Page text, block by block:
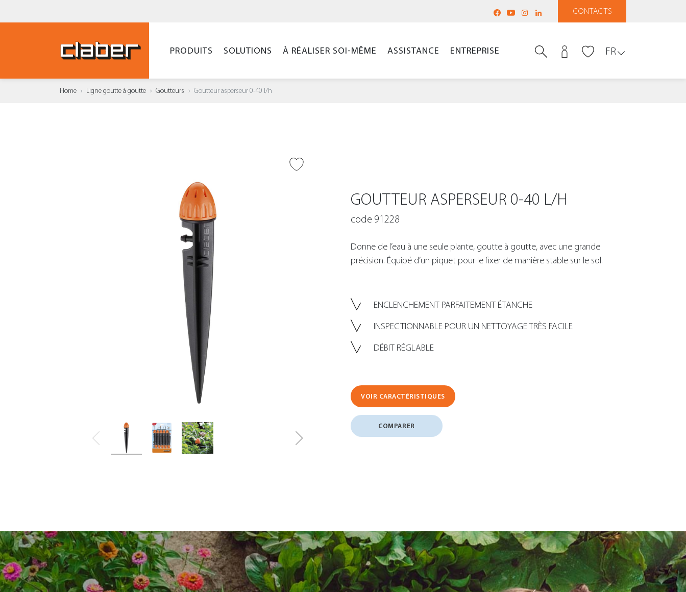
CONTACTS
PRODUITS SOLUTIONS À RÉALISER SOI-MÊME ASSISTANCE ENTREPRISE FR
Home Ligne goutte à goutte Goutteurs Goutteur asperseur 0-40 l/h
GOUTTEUR ASPERSEUR 0-40 L/H
code 91228
Donne de l’eau à une seule plante, goutte à goutte, avec une grande
précision. Équipé d’un piquet pour le fixer de manière stable sur le sol.
ENCLENCHEMENT PARFAITEMENT ÉTANCHE
INSPECTIONNABLE POUR UN NETTOYAGE TRÈS FACILE
DÉBIT RÉGLABLE
VOIR CARACTÉRISTIQUES
COMPARER